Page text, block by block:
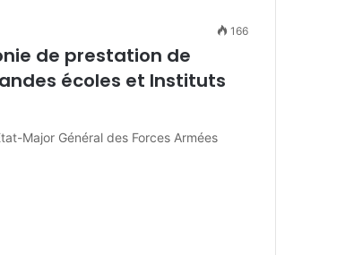
166
de prestation de
écoles et Instituts
Major Général des Forces Armées